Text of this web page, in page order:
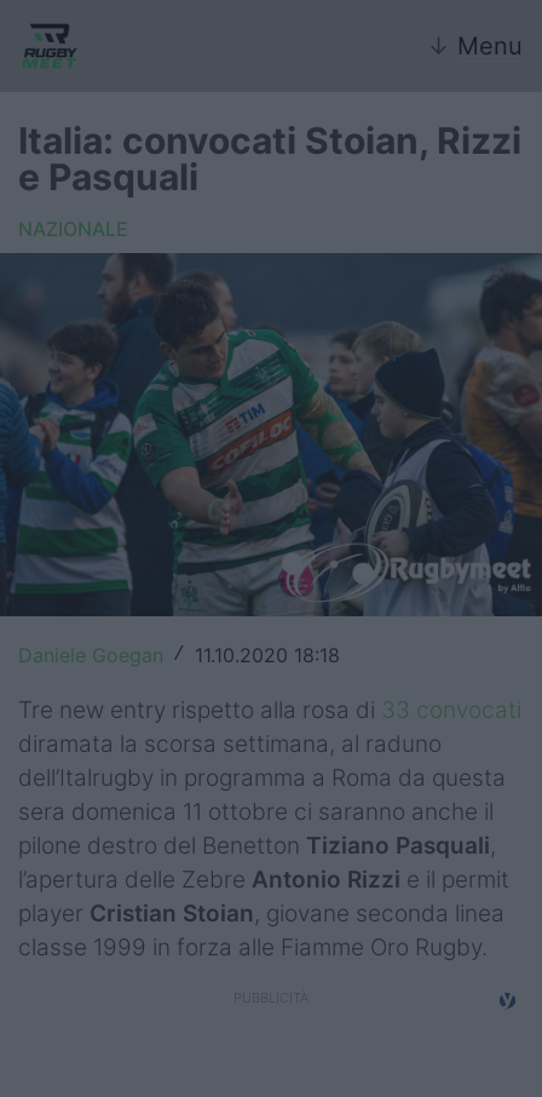
↓ Menu
Nazionali giovanili
Rugby Sevens
FIR
Internazionale
6 Nazioni
United Rugby Championship
Top14
Challenge Cup
World Rugby
Rugby World Cup
Super Rugby
Rugby in TV
Italia: convocati Stoian, Rizzi
e Pasquali
NAZIONALE
Daniele Goegan / 11.10.2020 18:18
Tre new entry rispetto alla rosa di 33 convocati
diramata la scorsa settimana, al raduno
dell’Italrugby in programma a Roma da questa
sera domenica 11 ottobre ci saranno anche il
pilone destro del Benetton Tiziano Pasquali,
l’apertura delle Zebre Antonio Rizzi e il permit
player Cristian Stoian, giovane seconda linea
classe 1999 in forza alle Fiamme Oro Rugby.